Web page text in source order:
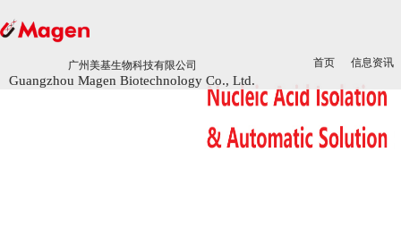
广州美基生物科技有限公司
Guangzhou Magen Biotechnology Co., Ltd.
首页 信息资讯
广州美基生物科技有限公司
Guangzhou Magen Biotechnology Co., Ltd.
首页 信息资讯